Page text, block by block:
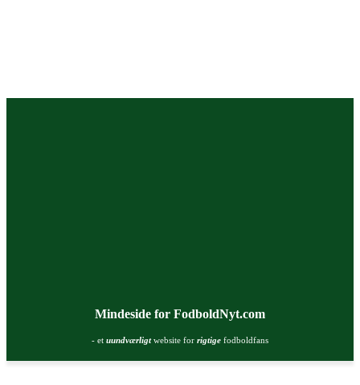
Mindeside for FodboldNyt.com
- et uundværligtwebsite for rigtige fodboldfans